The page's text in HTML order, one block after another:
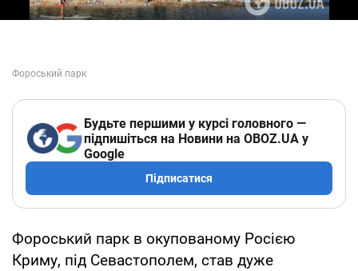
Будьте першими у курсі головного —
підпишіться на Новини на OBOZ.UA у
Google
Підписатися
Фороський парк в окупованому Росією
Криму, під Севастополем, став дуже